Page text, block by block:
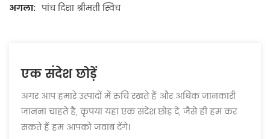
अगला: पांच दिशा श्रीमती स्विच
एक संदेश छोड़ें
अगर आप हमारे उत्पादों में रुचि रखते हैं और अधिक जानकारी
जानना चाहते हैं, कृपया यहां एक संदेश छोड़ दें, जैसे ही हम कर
सकते हैं हम आपको जवाब देंगे।